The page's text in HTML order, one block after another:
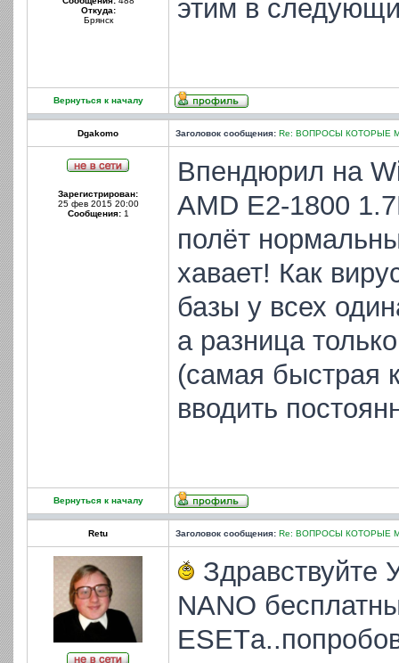
Откуда:
Брянск
этим в
Вернуться к началу
Dgakomo Заголовок сообщения: Re: ВОПРОСЫ КОТОРЫЕ
Зарегистрирован:
25 фев 2015 20:00
Сообщения:1
Впендюрил на
AMD E2-1800
полёт
хавает! Как
базы у всех
а разница
(самая быстрая
вводить
Вернуться к началу
Retu Заголовок сообщения: Re: ВОПРОСЫ КОТОРЫЕ
Здравствуйте
NANO